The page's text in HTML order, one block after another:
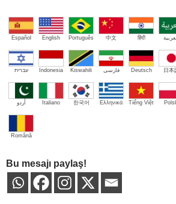
Español English Português 中文 हिंदी العربية
עברית Indonesia Kiswahili فارسی Deutsch 日本
اُردو Italiano 한국어 Ελληνικά Tiếng Việt
Română
Bu mesajı paylaş!